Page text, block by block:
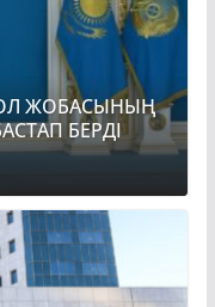
ЖОБАСЫНЫҢ
БЕРДІ